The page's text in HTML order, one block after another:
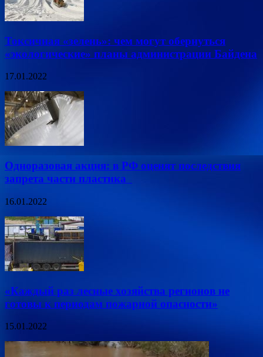
Токсичная «зелень»: чем могут обернуться
«экологические» планы администрации Байдена
17.01.2022
Одноразовая акция: в РФ оценят последствия
запрета части пластика
16.01.2022
«Каждый раз лесные хозяйства регионов не
готовы к периодам пожарной опасности»
15.01.2022